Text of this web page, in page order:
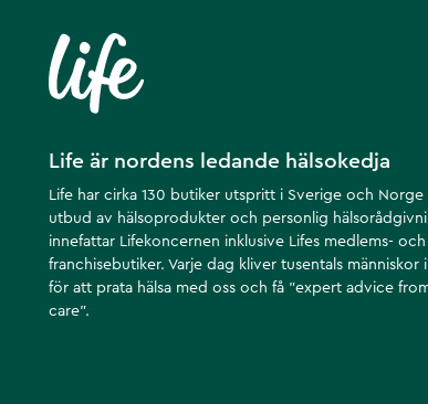
Life är nordens ledande hälsokedja
Life har cirka 130 butiker utspritt i Sverige och
utbud av hälsoprodukter och personlig
innefattar Lifekoncernen inklusive Lifes medlems- och
franchisebutiker. Varje dag kliver tusentals människor
för att prata hälsa med oss och få ”expert advice
care”.